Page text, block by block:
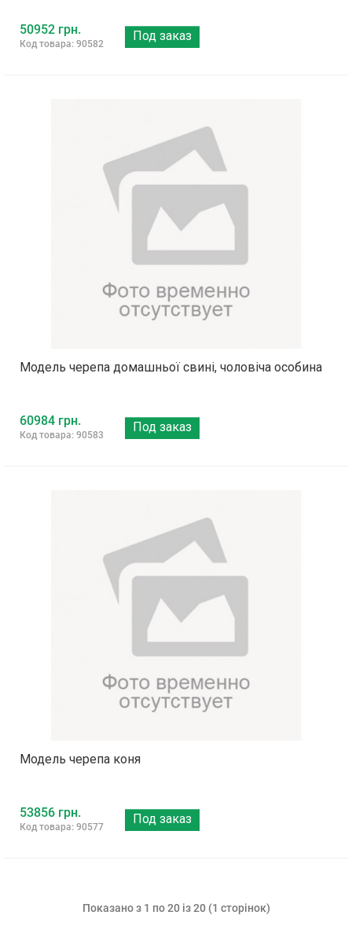
50952 грн.
Код товара: 90582
Под заказ
Модель черепа домашньої свині, чоловіча особина
60984 грн.
Код товара: 90583
Под заказ
Модель черепа коня
53856 грн.
Код товара: 90577
Под заказ
Показано з 1 по 20 із 20 (1 сторінок)